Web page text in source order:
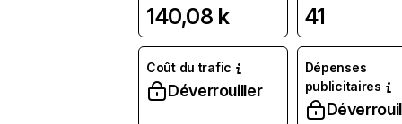
140,08 k 41
Coût du trafic
Déverrouiller
Dépenses
publicitaires